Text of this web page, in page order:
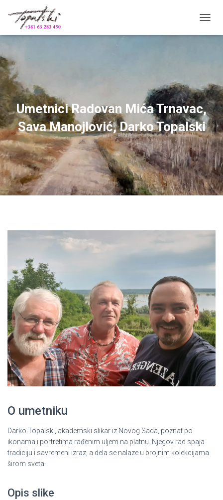
Р
/
С
А
К
Р
И
Ј
К
Р
Е
Т
А
Umetnici Radovan Mića Trnavac,
Sava Manojlović, Darko Topalski
O umetniku
Darko Topalski, akademski slikar iz Novog Sada, poznat po
ikonama i portretima rađenim uljem na platnu. Njegov rad spaja
tradiciju i savremeni izraz, a dela se nalaze u brojnim kolekcijama
širom sveta.
Opis slike